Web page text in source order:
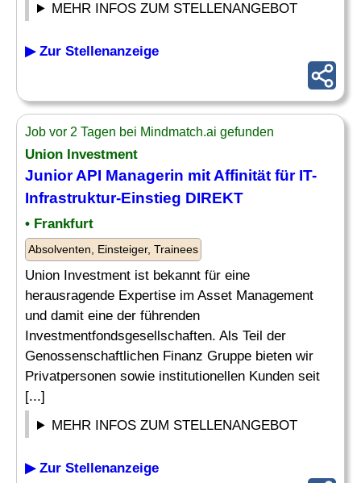
MEHR INFOS ZUM STELLENANGEBOT
▶ Zur Stellenanzeige
Job vor 2 Tagen bei Mindmatch.ai gefunden
Union Investment
Junior API Managerin mit Affinität für IT-
Infrastruktur-Einstieg DIREKT
• Frankfurt
Absolventen, Einsteiger, Trainees
Union Investment ist bekannt für eine
herausragende Expertise im Asset Management
und damit eine der führenden
Investmentfondsgesellschaften. Als Teil der
Genossenschaftlichen Finanz Gruppe bieten wir
Privatpersonen sowie institutionellen Kunden seit
[...]
MEHR INFOS ZUM STELLENANGEBOT
▶ Zur Stellenanzeige